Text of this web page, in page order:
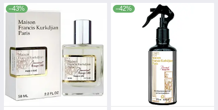
–43% –42%